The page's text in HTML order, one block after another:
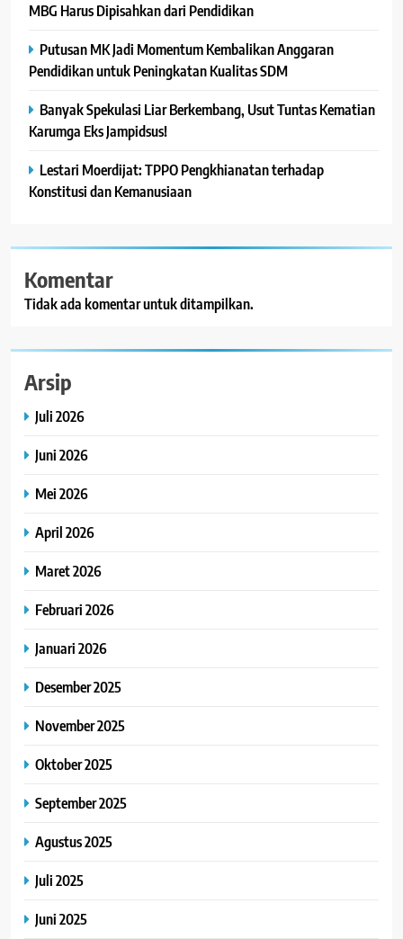
MBG Harus Dipisahkan dari Pendidikan
Putusan MK Jadi Momentum Kembalikan Anggaran
Pendidikan untuk Peningkatan Kualitas SDM
Banyak Spekulasi Liar Berkembang, Usut Tuntas Kematian
Karumga Eks Jampidsus!
Lestari Moerdijat: TPPO Pengkhianatan terhadap
Konstitusi dan Kemanusiaan
Komentar
Tidak ada komentar untuk ditampilkan.
Arsip
Juli 2026
Juni 2026
Mei 2026
April 2026
Maret 2026
Februari 2026
Januari 2026
Desember 2025
November 2025
Oktober 2025
September 2025
Agustus 2025
Juli 2025
Juni 2025